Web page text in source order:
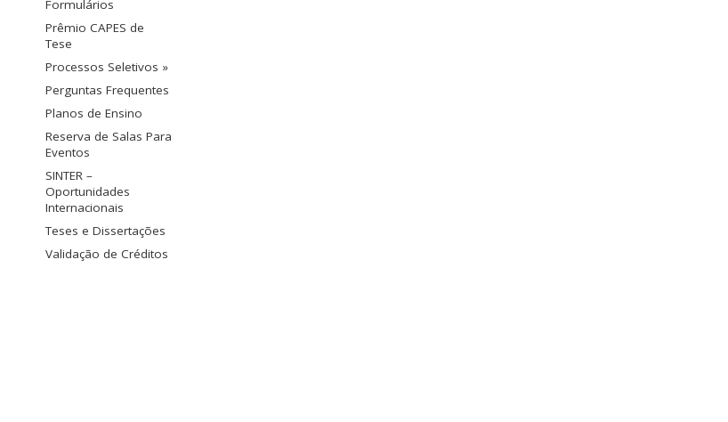
Formulários
Prêmio CAPES de
Tese
Processos Seletivos »
Perguntas Frequentes
Planos de Ensino
Reserva de Salas Para
Eventos
SINTER –
Oportunidades
Internacionais
Teses e Dissertações
Validação de Créditos